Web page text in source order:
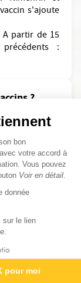
bon
votre accord à
Vous pouvez
Voir en détail
donnée
sur le lien
pour moi
s'ajoute
A partir de 15
:
?
l'on peut
et vaccins
influenzae